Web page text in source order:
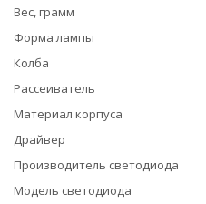
Вес, грамм
Форма лампы
Колба
Рассеиватель
Материал корпуса
Драйвер
Производитель светодиода
Модель светодиода